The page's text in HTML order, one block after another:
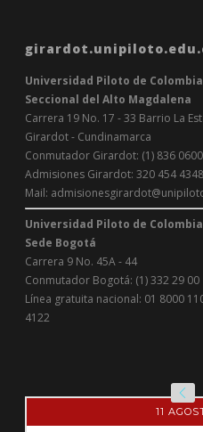
Universidad Piloto de Colombia
Seccional del Alto Magdalena
Carrera 19 No. 17 - 33 Barrio La
Girardot - Cundinamarca
Conmutador Girardot: (1) 836 0600
Admisiones Girardot: 320 454 4348
Mail:
Universidad Piloto de Colombia
Sede Bogotá
Carrera 9 No. 45A - 44
Conmutador Bogotá: (1) 332 29 00
Línea gratuita nacional: 01 8000
4122
11